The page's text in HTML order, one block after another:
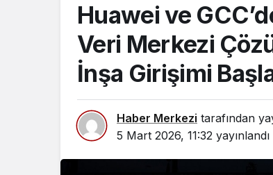
Huawei ve
Veri Merkezi
İnşa Girişimi
Haber Merkezi tarafından
5 Mart 2026, 11:32 yayınlandı